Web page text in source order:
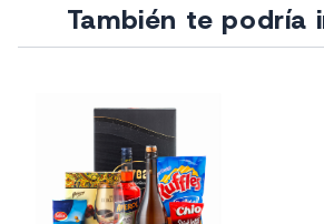
También te podría